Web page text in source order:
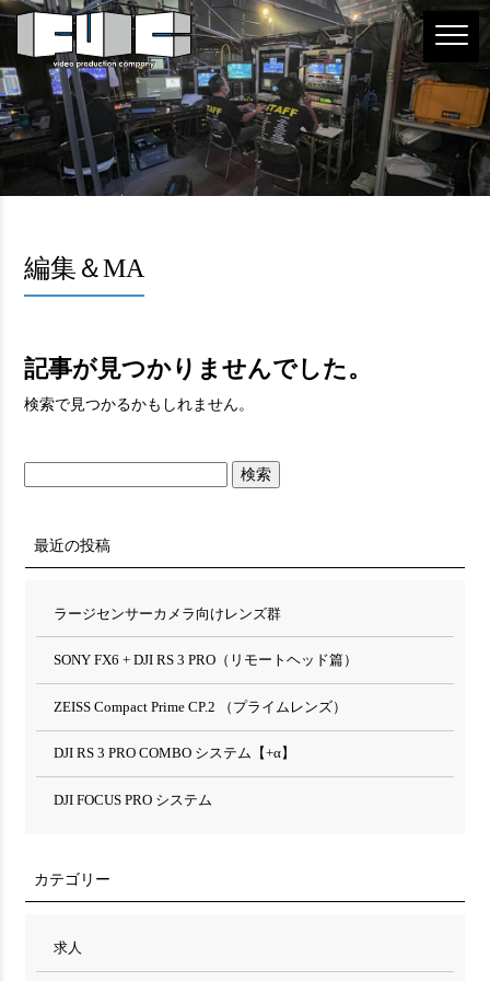
編集＆MA
記事が見つかりませんでした。
検索で見つかるかもしれません。
最近の投稿
ラージセンサーカメラ向けレンズ群
SONY FX6 + DJI RS 3 PRO（リモートヘッド篇）
ZEISS Compact Prime CP.2 （プライムレンズ）
DJI RS 3 PRO COMBO システム【+α】
DJI FOCUS PRO システム
カテゴリー
求人